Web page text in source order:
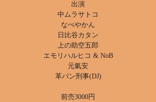
出演
中ムラサトコ
なべやかん
日比谷カタン
上の助空五郎
エモリハルヒコ & NoB
元氣安
革パン刑事(DJ)
前売3000円